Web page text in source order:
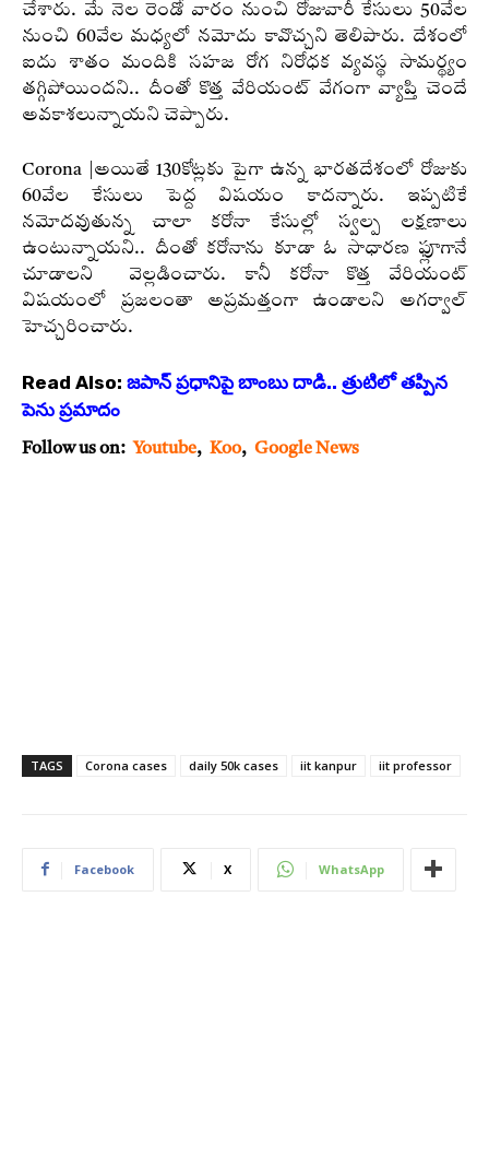
చేశారు. మే నెల రెండో వారం నుంచి రోజువారీ కేసులు 50వేల
నుంచి 60వేల మధ్యలో నమోదు కావొచ్చని తెలిపారు. దేశంలో
ఐదు శాతం మందికి సహజ రోగ నిరోధక వ్యవస్థ సామర్థ్యం
తగ్గిపోయిందని.. దీంతో కొత్త వేరియంట్ వేగంగా వ్యాప్తి చెందే
అవకాశలున్నాయని చెప్పారు.
Corona |అయితే 130కోట్లకు పైగా ఉన్న భారతదేశంలో రోజుకు
60వేల కేసులు పెద్ద విషయం కాదన్నారు. ఇప్పటికే
నమోదవుతున్న చాలా కరోనా కేసుల్లో స్వల్ప లక్షణాలు
ఉంటున్నాయని.. దీంతో కరోనాను కూడా ఓ సాధారణ ఫ్లూగానే
చూడాలని వెల్లడించారు. కానీ కరోనా కొత్త వేరియంట్
విషయంలో ప్రజలంతా అప్రమత్తంగా ఉండాలని అగర్వాల్
హెచ్చరించారు.
Read Also: జపాన్ ప్రధానిపై బాంబు దాడి.. త్రుటిలో తప్పిన
పెను ప్రమాదం
Follow us on: Youtube, Koo, Google News
TAGS Corona cases daily 50k cases iit kanpur iit professor
Facebook X WhatsApp